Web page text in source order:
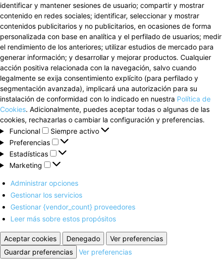
identificar y mantener sesiones de usuario; compartir y mostrar
contenido en redes sociales; identificar, seleccionar y mostrar
contenidos publicitarios y no publicitarios, en ocasiones de forma
personalizada con base en analítica y el perfilado de usuarios; medir
el rendimiento de los anteriores; utilizar estudios de mercado para
generar información; y desarrollar y mejorar productos. Cualquier
acción positiva relacionada con la navegación, salvo cuando
legalmente se exija consentimiento explícito (para perfilado y
segmentación avanzada), implicará una autorización para su
instalación de conformidad con lo indicado en nuestra Política de
Cookies. Adicionalmente, puedes aceptar todas o algunas de las
cookies, rechazarlas o cambiar la configuración y preferencias.
Funcional
Funcional
Siempre activo
Preferencias
Preferencias
Estadísticas
Estadísticas
Marketing
Marketing
Administrar opciones
Gestionar los servicios
Gestionar {vendor_count} proveedores
Leer más sobre estos propósitos
Aceptar cookies Denegado
Ver preferencias
Guardar preferencias
Ver preferencias